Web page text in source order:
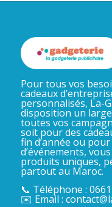
Pour tous vos
cadeaux
personnalisés, La-
disposition un large
toutes vos
soit pour des
fin d’année ou
d’événements,
produits uniques,
partout au Maroc.
📞 Téléphone :
✉️ Email :